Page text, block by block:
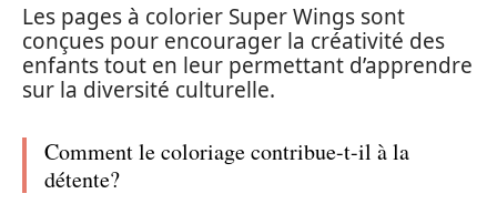
Les pages à colorier Super Wings sont
conçues pour encourager la créativité des
enfants tout en leur permettant d’apprendre
sur la diversité culturelle.
Comment le coloriage contribue-t-il à la
détente?